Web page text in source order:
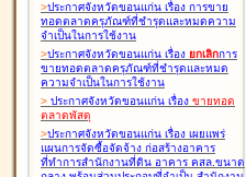
>ประกาศจังหวัดขอนแก่น เรื่อง การขาย
ทอดตลาดครุภัณฑ์ที่ชำรุดและหมดความ
จำเป็นในการใช้งาน
>ประกาศจังหวัดขอนแก่น เรื่อง ยกเลิกการ
ขายทอดตลาดครุภัณฑ์ที่ชำรุดและหมด
ความจำเป็นในการใช้งาน
> ประกาศจังหวัดขอนแก่น เรื่อง ขายทอด
ตลาดพัสดุ
>ประกาศจังหวัดขอนแก่น เรื่อง เผยแพร่
แผนการจัดซื้อจัดจ้าง ก่อสร้างอาคาร
ที่ทำการสำนักงานที่ดิน อาคาร คสล.ขนาด